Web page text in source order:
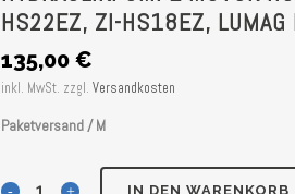
HS22EZ, ZI-HS18EZ,
135,00 €
inkl. MwSt. zzgl. Versandkosten
Paketversand / M
Hydraulikpumpe IN DEN WARENKORB